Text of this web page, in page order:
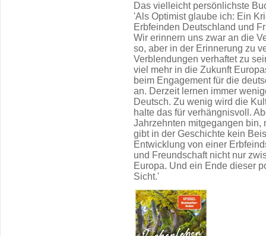
Das vielleicht persönlichste
'Als Optimist glaube ich: Ein
Erbfeinden Deutschland und
Wir erinnern uns zwar an die
so, aber in der Erinnerung zu
Verblendungen verhaftet zu
viel mehr in die Zukunft
beim Engagement für die
an. Derzeit lernen immer
Deutsch. Zu wenig wird die
halte das für verhängnisvoll.
Jahrzehnten mitgegangen bin,
gibt in der Geschichte kein
Entwicklung von einer
und Freundschaft nicht nur
Europa. Und ein Ende dieser
Sicht.'